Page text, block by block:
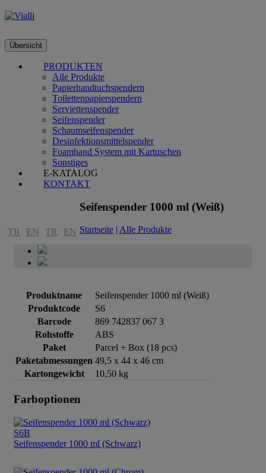
Übersicht
PRODUKTEN
Alle Produkte
Papierhandtuchspendern
Toilettenpapierspendern
Serviettenspender
Seifenspender
Schaumseifenspender
Desinfektionsmittelspender
Foamhand System mit Kartuschen
Sonstiges
E-KATALOG
KONTAKT
TR EN TR EN
Seifenspender 1000 ml (Weiß)
Startseite | Alle Produkte
Produktname
Seifenspender 1000 ml (Weiß)
Produktcode
S6
Barcode
869 742837 067 3
Rohstoffe
ABS
Paket
Parcel + Box (18 pcs)
Paketabmessungen 49,5 x 44 x 46 cm
Kartongewicht
10,50 kg
Farboptionen
S6B
Seifenspender 1000 ml (Schwarz)